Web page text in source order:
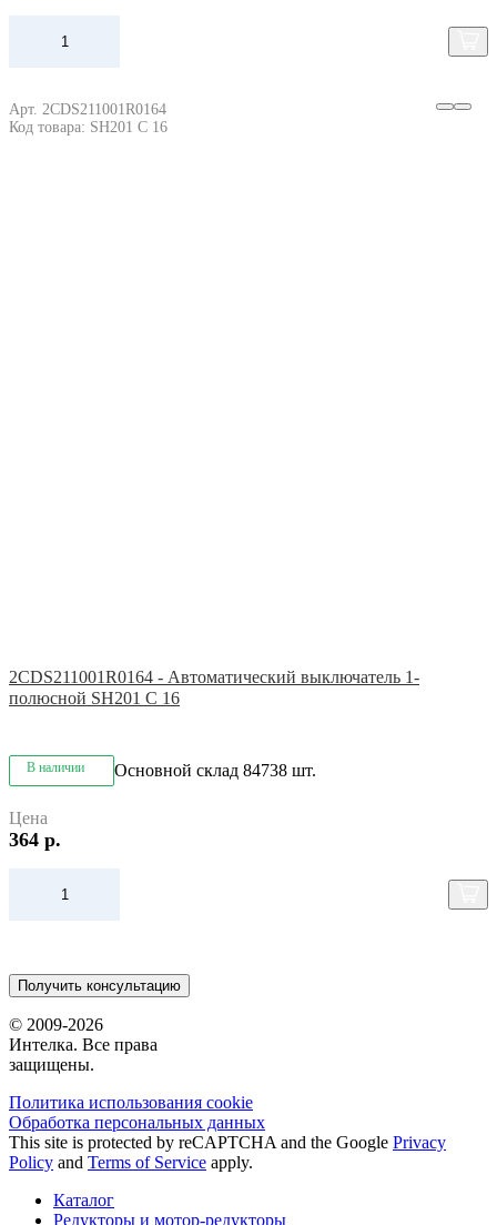
Арт. 2CDS211001R0164
Код товара: SH201 C 16
2CDS211001R0164 - Автоматический выключатель 1-
полюсной SH201 C 16
В наличии Основной склад 84738 шт.
Цена
364 р.
Получить консультацию
© 2009-2026
Интелка. Все права
защищены.
Политика использования сookie
Обработка персональных данных
This site is protected by reCAPTCHA and the Google Privacy
Policy and Terms of Service apply.
Каталог
Редукторы и мотор-редукторы